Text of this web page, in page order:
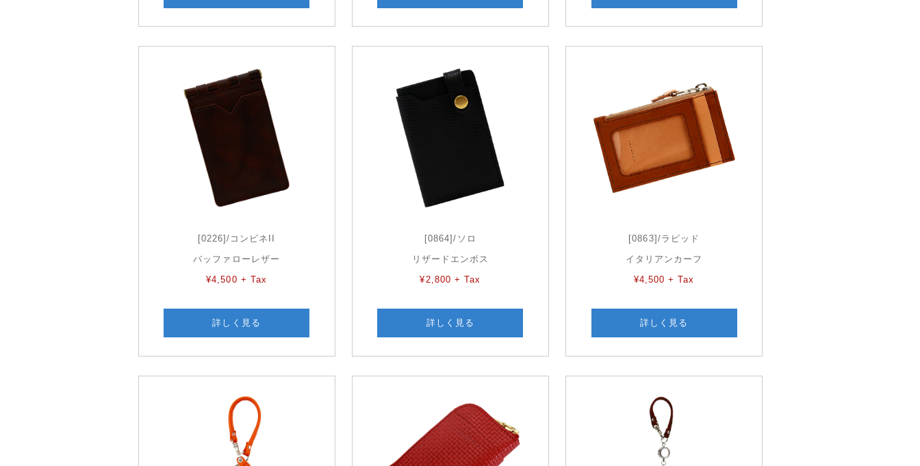
[0226]/コンビネII
バッファローレザー
¥4,500 + Tax
詳しく見る
[0864]/ソロ
リザードエンボス
¥2,800 + Tax
詳しく見る
[0863]/ラピッド
イタリアンカーフ
¥4,500 + Tax
詳しく見る